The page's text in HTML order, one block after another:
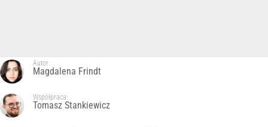
Autor:
Magdalena Frindt
Współpraca:
Tomasz Stankiewicz